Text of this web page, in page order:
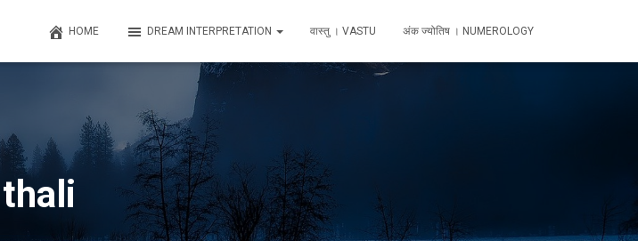
HOME DREAM INTERPRETATION वास्तु । VASTU अंक ज्योतिष । NUMEROLOGY
thali